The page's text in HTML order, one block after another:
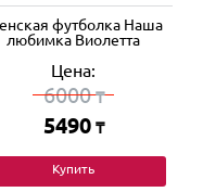
футболка Наша
любимка Виолетта
Цена:
6000₸
5490 ₸
Купить